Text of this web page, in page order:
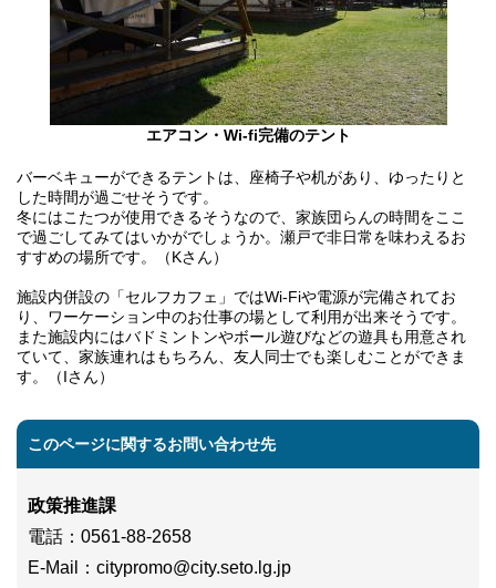
エアコン・Wi-fi完備のテント
バーベキューができるテントは、座椅子や机があり、ゆったりと
した時間が過ごせそうです。
冬にはこたつが使用できるそうなので、家族団らんの時間をここ
で過ごしてみてはいかがでしょうか。瀬戸で非日常を味わえるお
すすめの場所です。（Kさん）
施設内併設の「セルフカフェ」ではWi-Fiや電源が完備されてお
り、ワーケーション中のお仕事の場として利用が出来そうです。
また施設内にはバドミントンやボール遊びなどの遊具も用意され
ていて、家族連れはもちろん、友人同士でも楽しむことができま
す。（Iさん）
このページに関するお問い合わせ先
政策推進課
電話 ：0561-88-2658
E-Mail
： citypromo@city.seto.lg.jp